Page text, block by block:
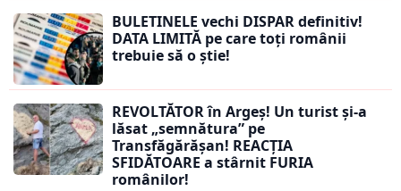
BULETINELE vechi DISPAR definitiv!
DATA LIMITĂ pe care toți românii
trebuie să o știe!
REVOLTĂTOR în Argeș! Un turist și-a
lăsat „semnătura” pe
Transfăgărășan! REACȚIA
SFIDĂTOARE a stârnit FURIA
românilor!